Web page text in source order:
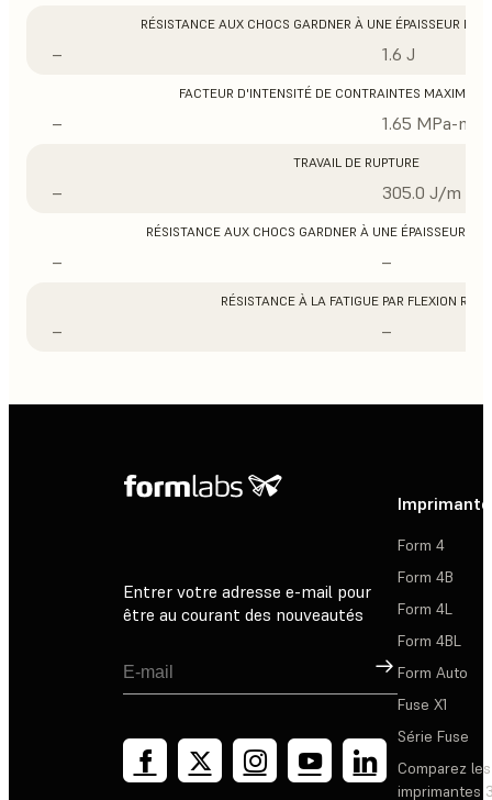
RÉSISTANCE AUX CHOCS GARDNER À UNE ÉPAISSEUR DE
– 1.6 J
FACTEUR D'INTENSITÉ DE CONTRAINTES MAXIMUM
– 1.65 MPa-m1/
TRAVAIL DE RUPTURE
– 305.0 J/m
RÉSISTANCE AUX CHOCS GARDNER À UNE ÉPAISSEUR DE
– –
RÉSISTANCE À LA FATIGUE PAR FLEXION ROSS
– –
Entrer votre adresse e-mail pour
être au courant des nouveautés
Inscription
Form 4
Form 4B
Form 4L
Form 4BL
Form Auto
Fuse X1
Série Fuse
Comparez les
imprimantes